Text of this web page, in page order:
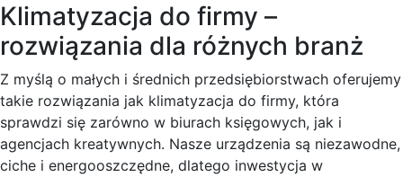
Klimatyzacja do firmy –
rozwiązania dla różnych branż
Z myślą o małych i średnich przedsiębiorstwach oferujemy
takie rozwiązania jak klimatyzacja do firmy, która
sprawdzi się zarówno w biurach księgowych, jak i
agencjach kreatywnych. Nasze urządzenia są niezawodne,
ciche i energooszczędne, dlatego inwestycja w